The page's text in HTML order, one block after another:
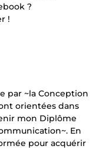
?
!
par ~la Conception
orientées dans
mon Diplôme
En
pour acquérir